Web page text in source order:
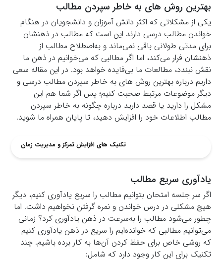
بهترین روش های به خاطر سپردن مطالب
یکی از مشکلاتی که اکثر دانش آموزان و دانشجویان در هنگام
خواندن مطالب درسی دارند این است که مطالب در ذهنشان
برای مدتی طولانی باقی نمی‌ماند و به‌اصطلاح مطالب از
ذهنشان فرار می‌کند، اما اگر مطالبی که می‌خوانیم در ذهن ما
نقش نبندد، مطالعات ما بی‌فایده خواهد بود. در این مقاله سعی
داریم درباره بهترین روش های به خاطر سپردن مطالب درسی و
دیگر موضوعات مرتبط صحبت کنیم؛ پس اگر شما هم این
مشکل را دارید یا قصد دارید درباره چگونه به خاطر سپردن
مطالب اطلاعات خود را افزایش دهید، تا پایان همراه ما شوید.
تکنیک های افزایش تمرکز و مدیریت زمان
یادآوری سریع مطالب
اگر سر جلسه امتحان بتوانیم مطالب را سریع یادآوری کنیم، دیگر
هیچ مشکلی در درس خواندن و نمره گرفتن نخواهیم داشت. اما
چطور می‌شود مطالب را به‌سرعت در ذهن یادآوری کرد؟ زمانی
می‌توانیم مطالبی که خوانده‌ایم را سریع در ذهن یادآوری کنیم
که روشی خاص برای حفظ کردن آن‌ها به کار برده باشیم. چند
تکنیک برای این کار وجود دارد که شامل: